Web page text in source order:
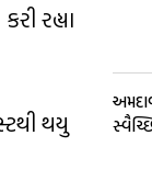
રહ્યા
થયુ